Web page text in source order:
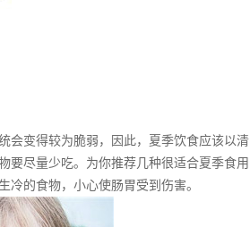
会变得较为脆弱，因此，夏季饮食应该以清
要尽量少吃。为你推荐几种很适合夏季食用
的食物，小心使肠胃受到伤害。